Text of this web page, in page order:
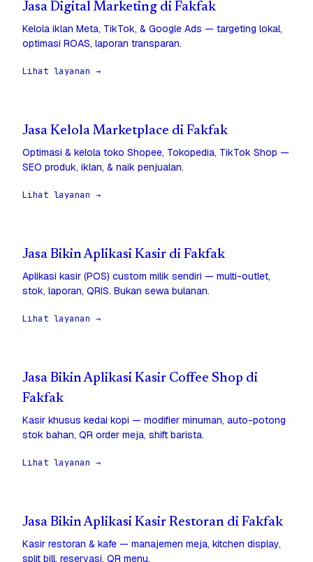
Jasa Digital Marketing di Fakfak
Kelola iklan Meta, TikTok, & Google Ads — targeting lokal,
optimasi ROAS, laporan transparan.
Lihat layanan →
Jasa Kelola Marketplace di Fakfak
Optimasi & kelola toko Shopee, Tokopedia, TikTok Shop —
SEO produk, iklan, & naik penjualan.
Lihat layanan →
Jasa Bikin Aplikasi Kasir di Fakfak
Aplikasi kasir (POS) custom milik sendiri — multi-outlet,
stok, laporan, QRIS. Bukan sewa bulanan.
Lihat layanan →
Jasa Bikin Aplikasi Kasir Coffee Shop di
Fakfak
Kasir khusus kedai kopi — modifier minuman, auto-potong
stok bahan, QR order meja, shift barista.
Lihat layanan →
Jasa Bikin Aplikasi Kasir Restoran di Fakfak
Kasir restoran & kafe — manajemen meja, kitchen display,
split bill, reservasi, QR menu.